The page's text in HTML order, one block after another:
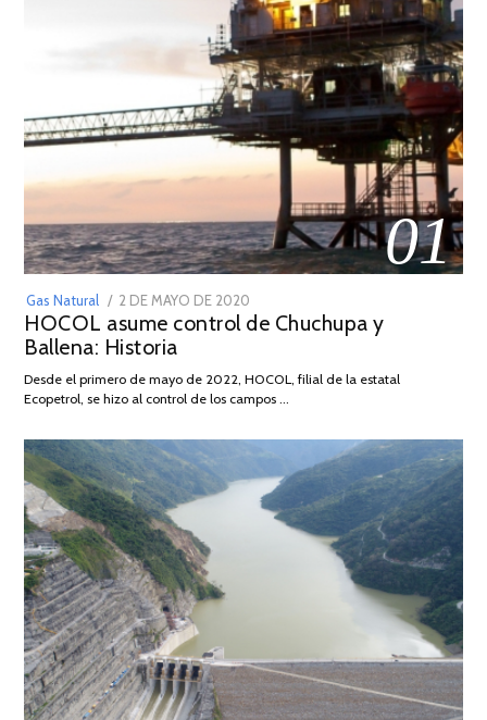
01
Gas Natural
POSTED
ON
2 DE MAYO DE 2020
DE
2026
HOCOL asume control de Chuchupa y
Ballena: Historia
Desde el primero de mayo de 2022, HOCOL, filial de la estatal
Ecopetrol, se hizo al control de los campos …